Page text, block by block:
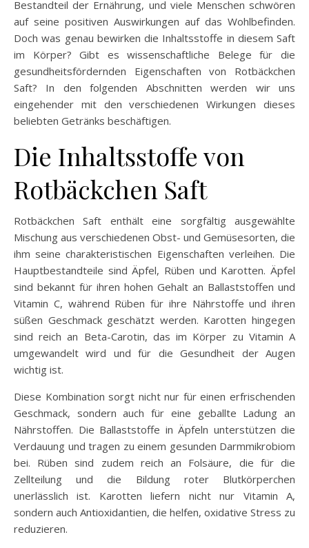
Bestandteil der Ernährung, und viele Menschen schwören
auf seine positiven Auswirkungen auf das Wohlbefinden.
Doch was genau bewirken die Inhaltsstoffe in diesem Saft
im Körper? Gibt es wissenschaftliche Belege für die
gesundheitsfördernden Eigenschaften von Rotbäckchen
Saft? In den folgenden Abschnitten werden wir uns
eingehender mit den verschiedenen Wirkungen dieses
beliebten Getränks beschäftigen.
Die Inhaltsstoffe von
Rotbäckchen Saft
Rotbäckchen Saft enthält eine sorgfältig ausgewählte
Mischung aus verschiedenen Obst- und Gemüsesorten, die
ihm seine charakteristischen Eigenschaften verleihen. Die
Hauptbestandteile sind Äpfel, Rüben und Karotten. Äpfel
sind bekannt für ihren hohen Gehalt an Ballaststoffen und
Vitamin C, während Rüben für ihre Nährstoffe und ihren
süßen Geschmack geschätzt werden. Karotten hingegen
sind reich an Beta-Carotin, das im Körper zu Vitamin A
umgewandelt wird und für die Gesundheit der Augen
wichtig ist.
Diese Kombination sorgt nicht nur für einen erfrischenden
Geschmack, sondern auch für eine geballte Ladung an
Nährstoffen. Die Ballaststoffe in Äpfeln unterstützen die
Verdauung und tragen zu einem gesunden Darmmikrobiom
bei. Rüben sind zudem reich an Folsäure, die für die
Zellteilung und die Bildung roter Blutkörperchen
unerlässlich ist. Karotten liefern nicht nur Vitamin A,
sondern auch Antioxidantien, die helfen, oxidative Stress zu
reduzieren.